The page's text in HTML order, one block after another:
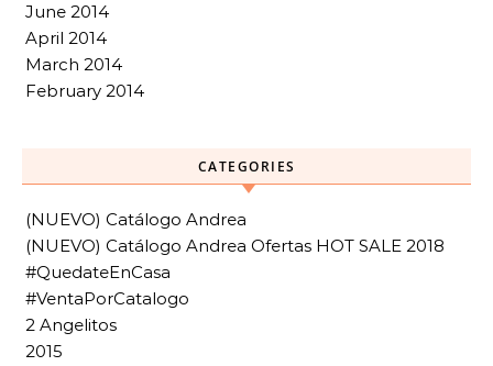
June 2014
April 2014
March 2014
February 2014
CATEGORIES
(NUEVO) Catálogo Andrea
(NUEVO) Catálogo Andrea Ofertas HOT SALE 2018
#QuedateEnCasa
#VentaPorCatalogo
2 Angelitos
2015